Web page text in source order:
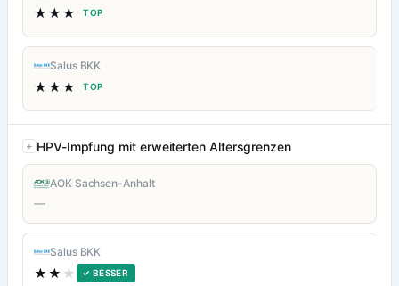
★★★ TOP
Salus BKK
★★★ TOP
HPV-Impfung mit erweiterten Altersgrenzen
AOK Sachsen-Anhalt
—
Salus BKK
★★ ★ ✓ BESSER